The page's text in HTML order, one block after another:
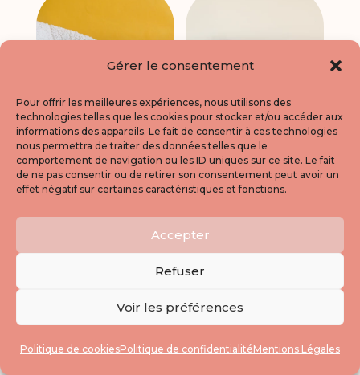
Gérer le consentement
Pour offrir les meilleures expériences, nous utilisons des
technologies telles que les cookies pour stocker et/ou accéder aux
informations des appareils. Le fait de consentir à ces technologies
nous permettra de traiter des données telles que le
comportement de navigation ou les ID uniques sur ce site. Le fait
de ne pas consentir ou de retirer son consentement peut avoir un
effet négatif sur certaines caractéristiques et fonctions.
Accepter
Refuser
Voir les préférences
Politique de cookiesPolitique de confidentialitéMentions Légales
Commande
Annie Commande
personnalisée
Emilie
101,00